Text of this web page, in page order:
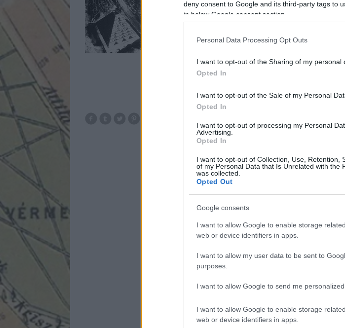
deny consent to Google and its third-party tags to
in below Google consent section.
Personal Data Processing Opt Outs
I want to opt-out of the Sharing of my personal
Opted In
I want to opt-out of the Sale of my Personal
Opted In
I want to opt-out of processing my Personal
Advertising.
Opted In
I want to opt-out of Collection, Use, Retention,
of my Personal Data that Is Unrelated with the
was collected.
Opted Out
Google consents
I want to allow Google to enable storage
web or device identifiers in apps.
I want to allow my user data to be sent to
purposes.
I want to allow Google to send me
I want to allow Google to enable storage
web or device identifiers in apps.
nem ismertem, viszont örülök az újnak, jó irányú
2009-ben indulhat be a Lágymányosi híd pesti
budapest fosterandpartners